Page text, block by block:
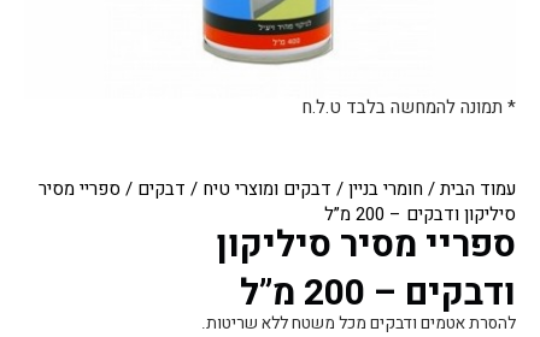
עמוד הבית/ חומרי בניין/ דבקים ומוצרי טיח / דבקים / ספריי מסיר
סיליקון ודבקים – 200 מ”ל
ספריי מסיר סיליקון
ודבקים – 200 מ”ל
להסרת אטמים ודבקים מכל משטח ללא שריטות.
* תמונה להמחשה בלבד ט.ל.ח